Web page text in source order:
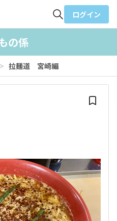
検索
ログイン
の係
拉麺道 宮崎編